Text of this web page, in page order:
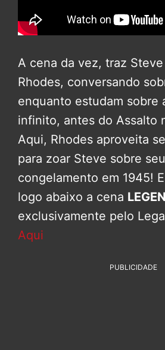
A cena da vez, traz
Rhodes, conversando
enquanto estudam sobre
infinito, antes do Assalto
Aqui, Rhodes aproveita
para zoar Steve sobre seu
congelamento em 1945!
logo abaixo a cena
exclusivamente pelo
Aqui
PUBLICIDADE